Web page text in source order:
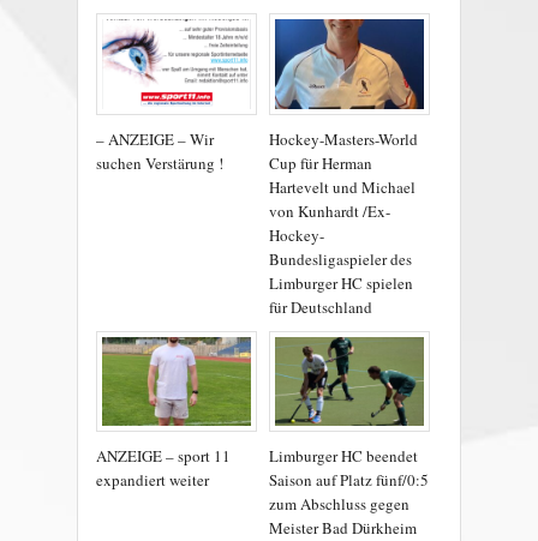
– ANZEIGE – Wir
suchen Verstärung !
Hockey-Masters-World
Cup für Herman
Hartevelt und Michael
von Kunhardt /Ex-
Hockey-
Bundesligaspieler des
Limburger HC spielen
für Deutschland
ANZEIGE – sport 11
expandiert weiter
Limburger HC beendet
Saison auf Platz fünf/0:5
zum Abschluss gegen
Meister Bad Dürkheim